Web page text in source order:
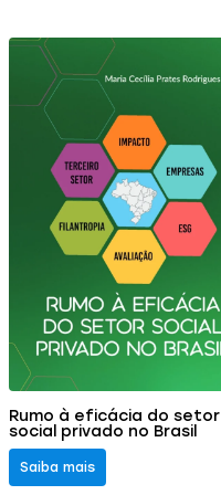
Rumo à eficácia do setor
social privado no Brasil
Saiba mais